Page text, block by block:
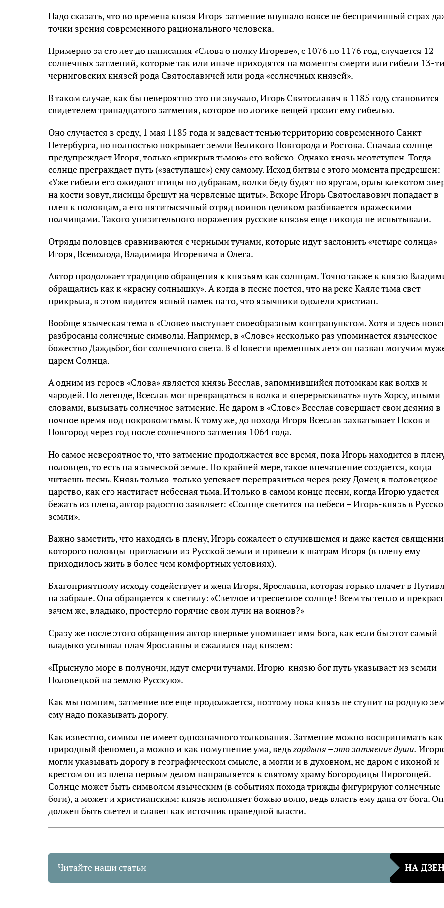
Надо сказать, что во времена князя Игоря затмение внушало вовсе не беспричинный страх
точки зрения современного рационального человека.
Примерно за сто лет до написания «Слова о полку Игореве», с 1076 по 1176 год, случается 12
солнечных затмений, которые так или иначе приходятся на моменты смерти или гибели 13-ти
черниговских князей рода Святославичей или рода «солнечных князей».
В таком случае, как бы невероятно это ни звучало, Игорь Святославич в 1185 году становится
свидетелем тринадцатого затмения, которое по логике вещей грозит ему гибелью.
Оно случается в среду, 1 мая 1185 года и задевает тенью территорию современного Санкт-
Петербурга, но полностью покрывает земли Великого Новгорода и Ростова. Сначала солнце
предупреждает Игоря, только «прикрыв тьмою» его войско. Однако князь неотступен. Тогда
солнце преграждает путь («заступаше») ему самому. Исход битвы с этого момента предрешен:
«Уже гибели его ожидают птицы по дубравам, волки беду будят по яругам, орлы клекотом
на кости зовут, лисицы брешут на червленые щиты». Вскоре Игорь Святославович попадает в
плен к половцам, а его пятитысячный отряд воинов целиком разбивается вражескими
полчищами. Такого унизительного поражения русские князья еще никогда не испытывали.
Отряды половцев сравниваются с черными тучами, которые идут заслонить «четыре солнца» –
Игоря, Всеволода, Владимира Игоревича и Олега.
Автор продолжает традицию обращения к князьям как солнцам. Точно также к князю
обращались как к «красну солнышку». А когда в песне поется, что на реке Каяле тьма свет
прикрыла, в этом видится ясный намек на то, что язычники одолели христиан.
Вообще языческая тема в «Слове» выступает своеобразным контрапунктом. Хотя и здесь
разбросаны солнечные символы. Например, в «Слове» несколько раз упоминается языческое
божество Даждьбог, бог солнечного света. В «Повести временных лет» он назван могучим
царем Солнца.
А одним из героев «Слова» является князь Всеслав, запомнившийся потомкам как волхв и
чародей. По легенде, Всеслав мог превращаться в волка и «перерыскивать» путь Хорсу, иными
словами, вызывать солнечное затмение. Не даром в «Слове» Всеслав совершает свои деяния в
ночное время под покровом тьмы. К тому же, до похода Игоря Всеслав захватывает Псков и
Новгород через год после солнечного затмения 1064 года.
Но самое невероятное то, что затмение продолжается все время, пока Игорь находится в
половцев, то есть на языческой земле. По крайней мере, такое впечатление создается, когда
читаешь песнь. Князь только-только успевает переправиться через реку Донец в половецкое
царство, как его настигает небесная тьма. И только в самом конце песни, когда Игорю удается
бежать из плена, автор радостно заявляет: «Солнце светится на небеси – Игорь-князь в
земли».
Важно заметить, что находясь в плену, Игорь сожалеет о случившемся и даже кается
которого половцы пригласили из Русской земли и привели к шатрам Игоря (в плену ему
приходилось жить в более чем комфортных условиях).
Благоприятному исходу содействует и жена Игоря, Ярославна, которая горько плачет в
на забрале. Она обращается к светилу: «Светлое и тресветлое солнце! Всем ты тепло и
зачем же, владыко, простерло горячие свои лучи на воинов?»
Сразу же после этого обращения автор впервые упоминает имя Бога, как если бы этот самый
владыко услышал плач Ярославны и сжалился над князем:
«Прыснуло море в полуночи, идут смерчи тучами. Игорю-князю бог путь указывает из земли
Половецкой на землю Русскую».
Как мы помним, затмение все еще продолжается, поэтому пока князь не ступит на родную
ему надо показывать дорогу.
Как известно, символ не имеет однозначного толкования. Затмение можно воспринимать как
природный феномен, а можно и как помутнение ума, ведьгордыня – это затмение души.
могли указывать дорогу в географическом смысле, а могли и в духовном, не даром с иконой и
крестом он из плена первым делом направляется к святому храму Богородицы Пирогощей.
Солнце может быть символом языческим (в событиях похода трижды фигурируют солнечные
боги), а может и христианским: князь исполняет божью волю, ведь власть ему дана от бога. Он
должен быть светел и славен как источник праведной власти.
Читайте наши статьи НА ДЗЕН